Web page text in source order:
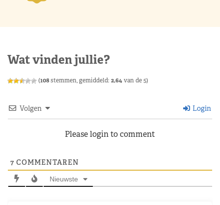
Wat vinden jullie?
(108stemmen, gemiddeld: 2,64van de 5)
Volgen Login
Please login to comment
7 COMMENTAREN
Nieuwste